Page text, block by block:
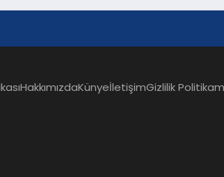
HakkımızdaKünyeİletişimGizlilik